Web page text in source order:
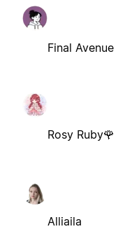
Final Avenue
Rosy Ruby🌹
Alliaila